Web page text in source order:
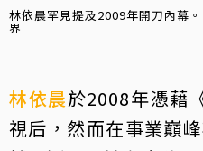
林依晨罕見提及2009年開刀內幕
界
林依晨於2008年憑藉
視后，然而在事業巔